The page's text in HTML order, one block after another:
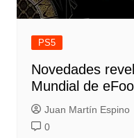
PS5
Novedades
Mundial de
Juan Martín Espino
0